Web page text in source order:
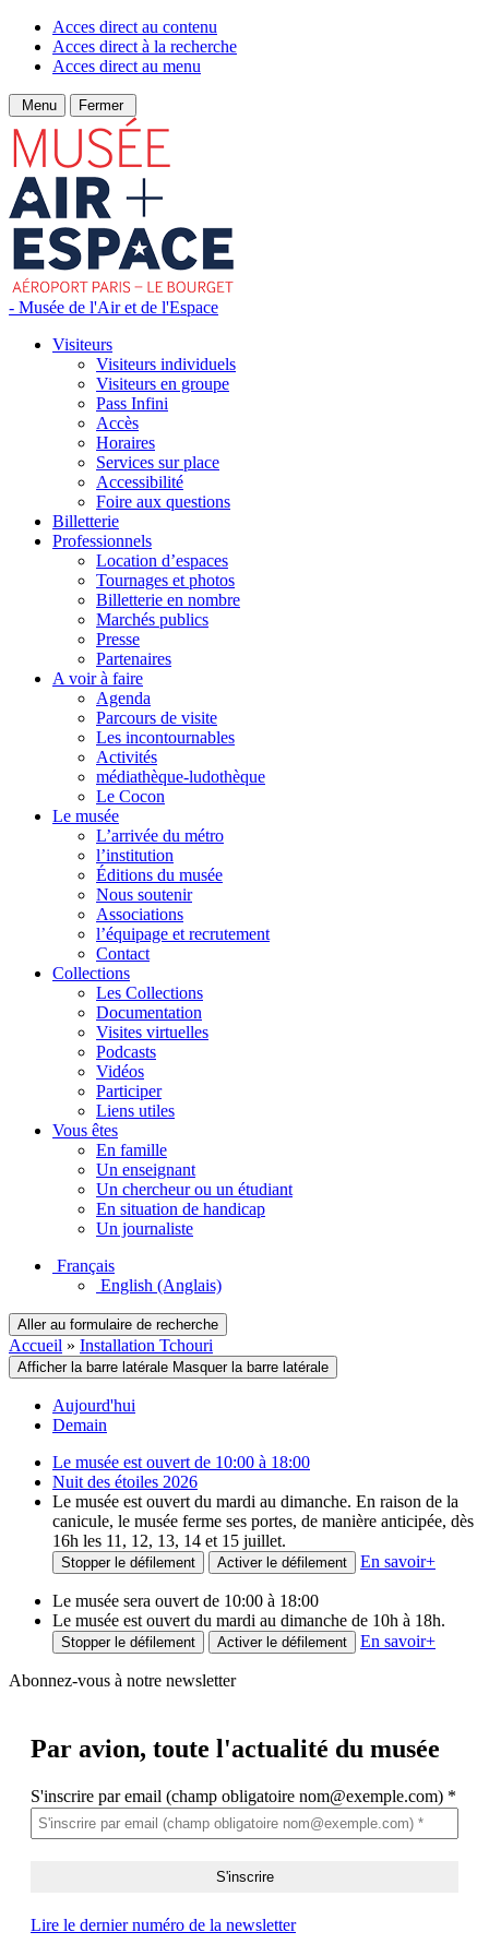
Acces direct au contenu
Acces direct à la recherche
Acces direct au menu
Menu Fermer
- Musée de l'Air et de l'Espace
Visiteurs
Visiteurs individuels
Visiteurs en groupe
Pass Infini
Accès
Horaires
Services sur place
Accessibilité
Foire aux questions
Billetterie
Professionnels
Location d’espaces
Tournages et photos
Billetterie en nombre
Marchés publics
Presse
Partenaires
A voir à faire
Agenda
Parcours de visite
Les incontournables
Activités
médiathèque-ludothèque
Le Cocon
Le musée
L’arrivée du métro
l’institution
Éditions du musée
Nous soutenir
Associations
l’équipage et recrutement
Contact
Collections
Les Collections
Documentation
Visites virtuelles
Podcasts
Vidéos
Participer
Liens utiles
Vous êtes
En famille
Un enseignant
Un chercheur ou un étudiant
En situation de handicap
Un journaliste
Français
English (Anglais)
Aller au formulaire de recherche
Accueil » Installation Tchouri
Afficher la barre latérale Masquer la barre latérale
Aujourd'hui
Demain
Le musée est ouvert de 10:00 à 18:00
Nuit des étoiles 2026
Le musée est ouvert du mardi au dimanche. En raison de la
canicule, le musée ferme ses portes, de manière anticipée, dès
16h les 11, 12, 13, 14 et 15 juillet.
Stopper le défilement Activer le défilement En savoir+
Le musée sera ouvert de 10:00 à 18:00
Le musée est ouvert du mardi au dimanche de 10h à 18h.
Stopper le défilement Activer le défilement En savoir+
Abonnez-vous à notre newsletter
Par avion, toute l'actualité du musée
S'inscrire par email (champ obligatoire nom@exemple.com) *
Lire le dernier numéro de la newsletter